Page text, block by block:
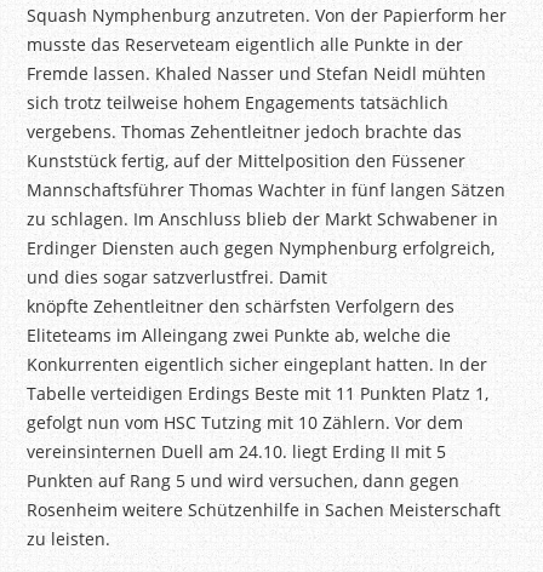
Squash Nymphenburg anzutreten. Von der Papierform her
musste das Reserveteam eigentlich alle Punkte in der
Fremde lassen. Khaled Nasser und Stefan Neidl mühten
sichtrotz teilweise hohem Engagements tatsächlich
vergebens. ThomasZehentleitner jedoch brachte das
Kunststück fertig, auf der Mittelposition den Füssener
Mannschaftsführer Thomas Wachter in fünf langen Sätzen
zu schlagen. Im Anschluss blieb der MarktSchwabener in
Erdinger Diensten auch gegen Nymphenburg erfolgreich,
und dies sogar satzverlustfrei. Damit
knöpfteZehentleitner den schärfsten Verfolgern des
Eliteteams im Alleingang zwei Punkte ab, welche die
Konkurrenten eigentlich sicher eingeplant hatten. In der
Tabelle verteidigen Erdings Beste mit 11 Punkten Platz 1,
gefolgt nun vom HSC Tutzing mit 10 Zählern. Vor dem
vereinsinternen Duell am 24.10. liegt Erding II mit 5
Punkten auf Rang 5 und wird versuchen, dann gegen
Rosenheim weitere Schützenhilfe in Sachen Meisterschaft
zu leisten.